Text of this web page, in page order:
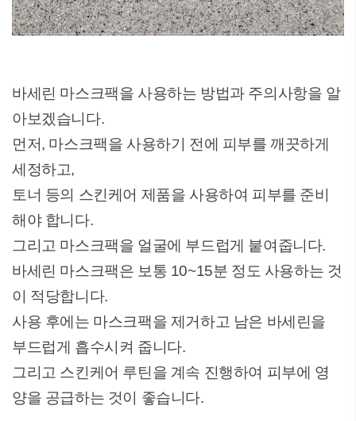
바세린 마스크팩을 사용하는 방법과 주의사항을 알
아보겠습니다.
먼저, 마스크팩을 사용하기 전에 피부를 깨끗하게
세정하고,
토너 등의 스킨케어 제품을 사용하여 피부를 준비
해야 합니다.
그리고 마스크팩을 얼굴에 부드럽게 붙여줍니다.
바세린 마스크팩은 보통 10~15분 정도 사용하는 것
이 적당합니다.
사용 후에는 마스크팩을 제거하고 남은 바세린을
부드럽게 흡수시켜 줍니다.
그리고 스킨케어 루틴을 계속 진행하여 피부에 영
양을 공급하는 것이 좋습니다.